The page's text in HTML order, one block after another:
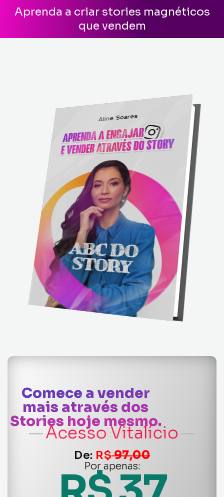
Aprenda a criar stories magnéticos
que vendem
Comece a vender
mais através dos
Stories hoje mesmo.
—
Oferta Especial
Acesso Vitalício —
De: R$97,00
Por apenas: